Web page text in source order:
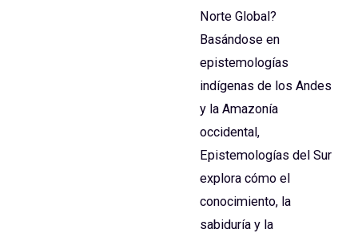
Norte Global?
Basándose en
epistemologías
indígenas de los Andes
y la Amazonía
occidental,
Epistemologías del Sur
explora cómo el
conocimiento, la
sabiduría y la